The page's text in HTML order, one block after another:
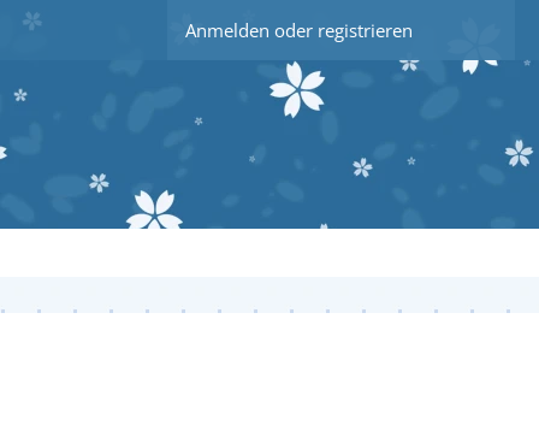
Anmelden oder registrieren